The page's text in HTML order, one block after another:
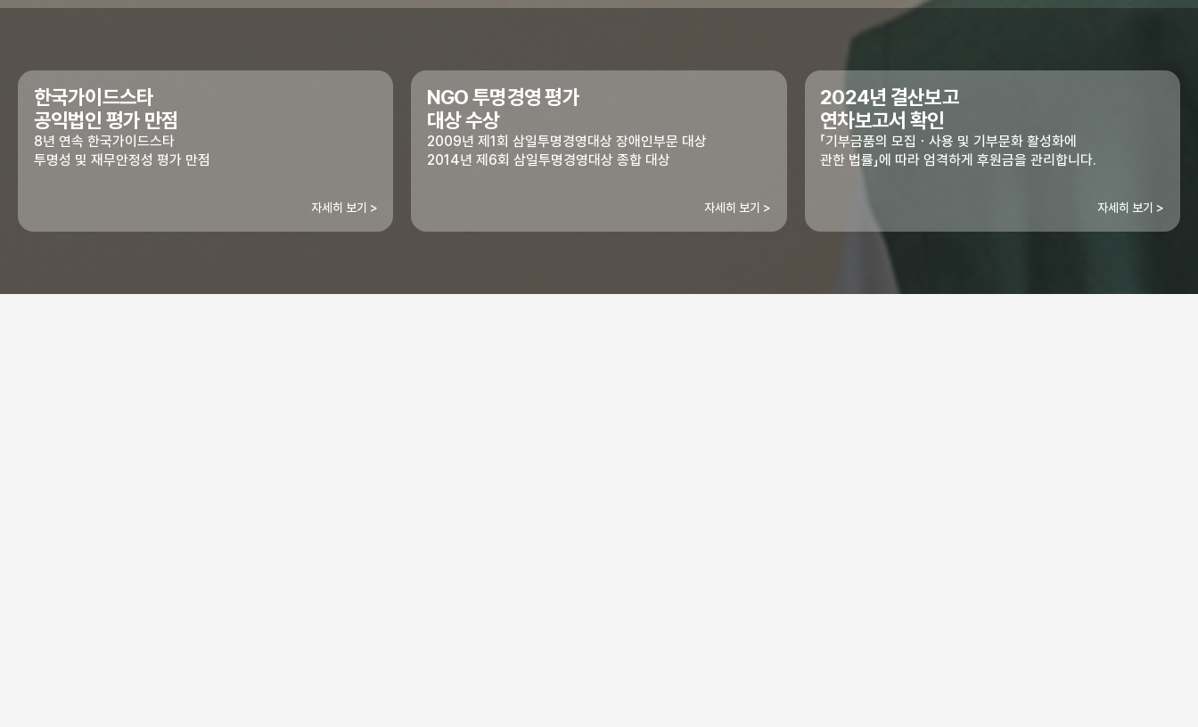
한국가이드스타
공익법인 평가 만점
8년 연속 한국가이드스타
투명성 및 재무안정성 평가 만점
자세히 보기 >
NGO 투명경영 평가
대상 수상
2009년 제1회 삼일투명경영대상 장애인부문 대상
2014년 제6회 삼일투명경영대상 종합 대상
자세히 보기 >
2024년 결산보고
연차보고서 확인
「기부금품의 모집ㆍ사용 및 기부문화 활성화에
관한 법률」에 따라 엄격하게 후원금을 관리합니다.
자세히 보기 >